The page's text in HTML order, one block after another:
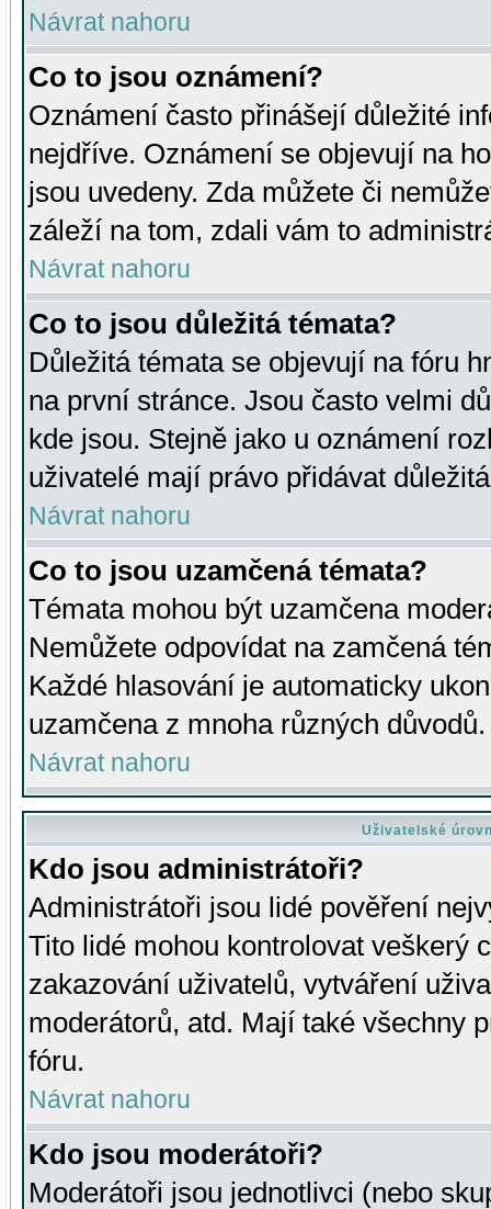
Návrat nahoru
Co to jsou oznámení?
Oznámení často přinášejí důležité
nejdříve. Oznámení se objevují na
jsou uvedeny. Zda můžete či
záleží na tom, zdali vám to
Návrat nahoru
Co to jsou důležitá témata?
Důležitá témata se objevují na fóru
na první stránce. Jsou často velmi
kde jsou. Stejně jako u oznámení
uživatelé mají právo přidávat
Návrat nahoru
Co to jsou uzamčená témata?
Témata mohou být uzamčena
Nemůžete odpovídat na zamčená
Každé hlasování je automaticky
uzamčena z mnoha různých důvodů.
Návrat nahoru
Uživatelské
Kdo jsou administrátoři?
Administrátoři jsou lidé pověření
Tito lidé mohou kontrolovat veškerý
zakazování uživatelů, vytváření
moderátorů, atd. Mají také všechny
fóru.
Návrat nahoru
Kdo jsou moderátoři?
Moderátoři jsou jednotlivci (nebo